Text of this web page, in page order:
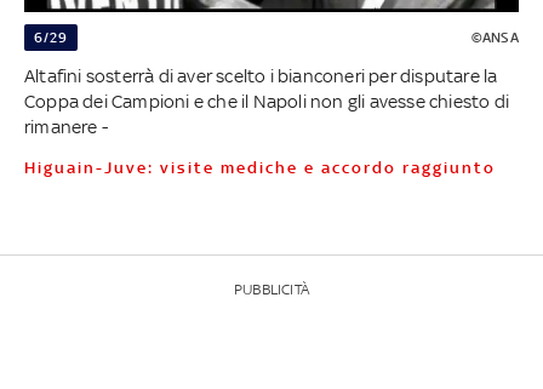
6/29 ©ANSA
Altafini sosterrà di aver scelto i bianconeri per disputare la
Coppa dei Campioni e che il Napoli non gli avesse chiesto di
rimanere -
Higuain-Juve: visite mediche e accordo raggiunto
PUBBLICITÀ